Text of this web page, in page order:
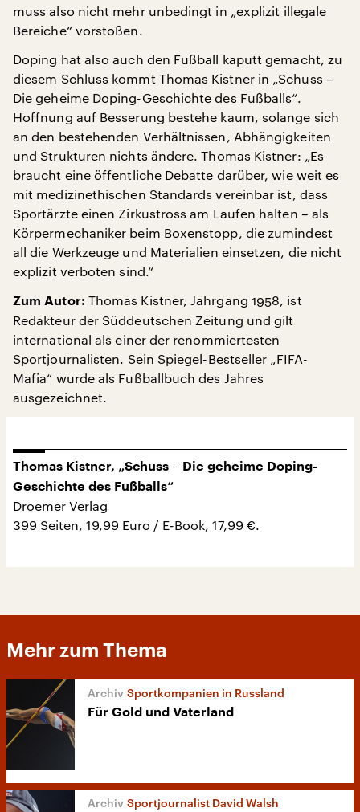
muss also nicht mehr unbedingt in „explizit illegale
Bereiche“ vorstoßen.
Doping hat also auch den Fußball kaputt gemacht, zu
diesem Schluss kommt Thomas Kistner in „Schuss –
Die geheime Doping-Geschichte des Fußballs“.
Hoffnung auf Besserung bestehe kaum, solange sich
an den bestehenden Verhältnissen, Abhängigkeiten
und Strukturen nichts ändere. Thomas Kistner: „Es
braucht eine öffentliche Debatte darüber, wie weit es
mit medizinethischen Standards vereinbar ist, dass
Sportärzte einen Zirkustross am Laufen halten – als
Körpermechaniker beim Boxenstopp, die zumindest
all die Werkzeuge und Materialien einsetzen, die nicht
explizit verboten sind.“
Zum Autor: Thomas Kistner, Jahrgang 1958, ist
Redakteur der Süddeutschen Zeitung und gilt
international als einer der renommiertesten
Sportjournalisten. Sein Spiegel-Bestseller „FIFA-
Mafia“ wurde als Fußballbuch des Jahres
ausgezeichnet.
Thomas Kistner, „Schuss – Die geheime Doping-
Geschichte des Fußballs“
Droemer Verlag
399 Seiten, 19,99 Euro / E-Book, 17,99 €.
Mehr zum Thema
Sportkompanien in Russland
Für Gold und Vaterland
Sportjournalist David Walsh